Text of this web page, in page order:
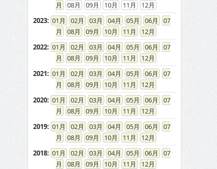
08
09 10 11
12
2023: 01 02 03 04 05 06
07
08
09 10 11
12
2022: 01 02 03 04 05 06
07
08
09 10 11
12
2021: 01 02 03 04 05 06
07
08
09 10 11
12
2020: 01 02 03 04 05 06
07
08
09 10 11
12
2019: 01 02 03 04 05 06
07
08
09 10 11
12
2018: 01 02 03 04 05 06
07
08
09 10 11
12